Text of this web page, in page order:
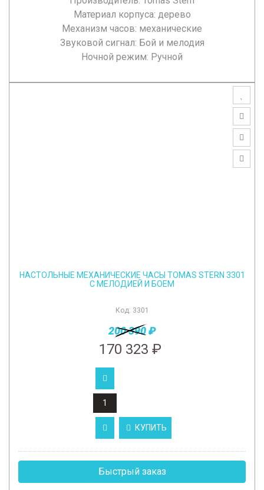
Материал корпуса: дерево
Механизм часов: механические
Звуковой сигнал: Бой и мелодия
Ночной режим: Ручной
НАСТОЛЬНЫЕ МЕХАНИЧЕСКИЕ ЧАСЫ TOMAS STERN 3301
С МЕЛОДИЕЙ И БОЕМ
Код: 3301
200 390 ₽
170 323 ₽
КУПИТЬ
Быстрый заказ